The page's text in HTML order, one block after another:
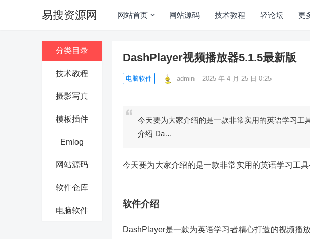
易搜资源网 网站首页 网站源码 技术教程 轻论坛 更
分类目录
技术教程
摄影写真
模板插件
Emlog
网站源码
软件仓库
电脑软件
DashPlayer视频播放器5.1.5最新版
电脑软件 admin 2025 年 4 月 25 日 0:25
今天要为大家介绍的是一款非常实用的英语学习
介绍 Da…
今天要为大家介绍的是一款非常实用的英语学习工
软件介绍
DashPlayer是一款为英语学习者精心打造的视频播